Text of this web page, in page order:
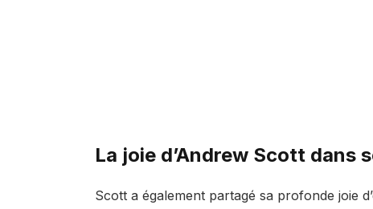
La joie d’Andrew Scott dans
Scott a également partagé sa profonde joie